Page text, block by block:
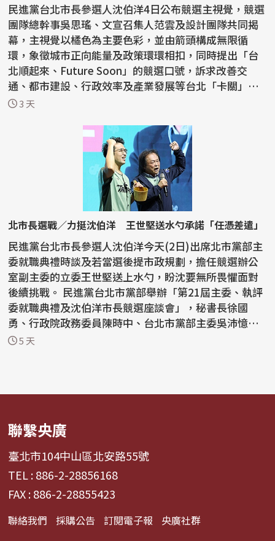
民進黨台北市長參選人沈伯洋4日公布競選主視覺，競選
團隊總幹事吳思瑤、文宣召集人范雲及設計團隊共同揭
幕，主視覺以橘色為主要色彩，並由箭頭構成無限循
環，象徵城市正向能量及政策環環相扣，同時提出「台
北順起來、Future Soon」的競選口號，訴求改善交
通、都市建設、行政效率及產業發展等台北「卡關」問
題。 沈...
3 天
北市長選戰／力挺沈伯洋 王世堅送水勺承諾「任憑差遣」
民進黨台北市長參選人沈伯洋今天(2日)出席北市黨部主
委就職典禮時談及若當選後提市政規劃，擔任競選辦公
室副主委的立委王世堅送上水勺，盼沈要無所畏懼面對
後續挑戰。 民進黨台北市黨部舉辦「第21屆主委、執評
委就職典禮及沈伯洋市長競選座談會」，秘書長徐國
勇、行政院政務委員陳時中、台北市黨部主委吳沛憶、
沈的競...
5 天
聯繫央廣
臺北市104中山區北安路55號
TEL : 886-2-28856168
FAX : 886-2-28855423
聯絡我們 採購公告 訂閱電子報 央廣社群